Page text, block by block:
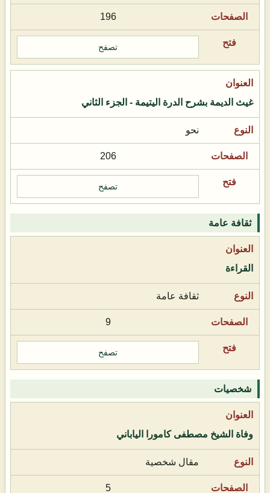
196
تصفح
غيث الديمة بشرح الدرة اليتيمة - الجزء الثاني
نحو
206
تصفح
ثقافة عامة
القراءة
ثقافة عامة
9
تصفح
شخصيات
وفاة الشيخ مصطفى كامورا الياباني
مقال شخصية
5